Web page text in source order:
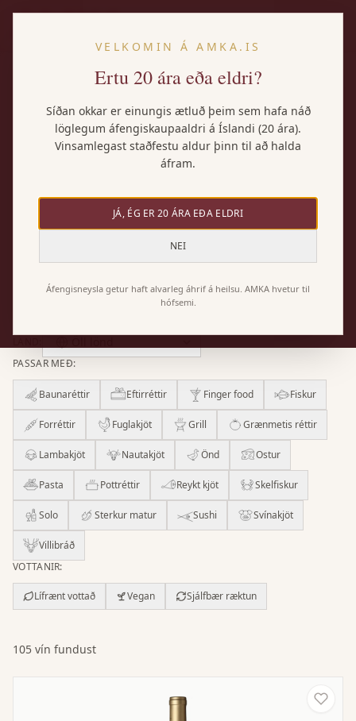
Vörurnar okkar
Notaðu síur hér að neðan til að finna þitt vín.
Allar Rauðvín Hvítvín Rósavín
Freyðivín
PASSAR MEÐ:
Baunaréttir Eftirréttir Finger food Fiskur
Forréttir Fuglakjöt Grill Grænmetis réttir
Lambakjöt Nautakjöt Önd Ostur
Pasta Pottréttir Reykt kjöt Skelfiskur
Solo Sterkur matur Sushi Svínakjöt
Villibráð
VOTTANIR:
Lífrænt vottað Vegan Sjálfbær ræktun
105 vín fundust
VELKOMIN Á AMKA.IS
Ertu 20 ára eða eldri?
Síðan okkar er einungis ætluð þeim sem hafa náð
löglegum áfengiskaupaaldri á Íslandi (20 ára).
Vinsamlegast staðfestu aldur þinn til að halda
áfram.
JÁ, ÉG ER 20 ÁRA EÐA ELDRI
NEI
Áfengisneysla getur haft alvarleg áhrif á heilsu. AMKA hvetur til
hófsemi.